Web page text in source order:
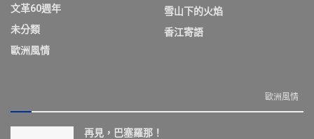
文革60週年
未分類
歐洲風情
雪山下的火焰
香江寄語
歐洲風情
再見，巴塞羅那！